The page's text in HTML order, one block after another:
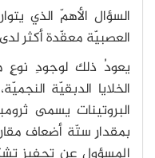
السؤال الأهمّ الذي
العصبيّة معقّدة أكثر
يعودُ ذلك لوجودِ نوعٍ
الخلايا الدبقيّة
البروتينات يسمى
بمقدارِ ستّة أضعاف